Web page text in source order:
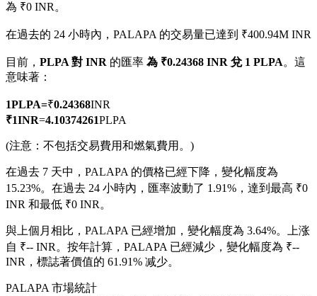
以數字貨幣為保證金的永續合約
TradFi
美股、外匯、貴金屬及大宗商品衍生性商品
USDC永續
多種以USDC結算的永續合約
為 ₹0 INR。
在過去的 24 小時內，PALAPA 的交易量已達到 ₹400.94M INR
目前， PLPA 對 INR 的匯率 為 ₹0.24368 INR 兌 1 PLPA。這
意味著：
1PLPA=₹0.24368INR
₹1INR=4.10374261PLPA
(注意：不包括交易費用和燃氣費用。)
在過去 7 天中，PALAPA 的價格已經下降，變化幅度為
15.23%。 在過去 24 小時內，匯率波動了 1.91%，達到最高 ₹0
INR 和最低 ₹0 INR。
與上個月相比，PALAPA 已經增加，變化幅度為 3.64%。上涨
自 ₹-- INR。 按年計算，PALAPA 已經減少，變化幅度為 ₹--
INR，標誌著價值的 61.91% 减少。
PALAPA 市場統計